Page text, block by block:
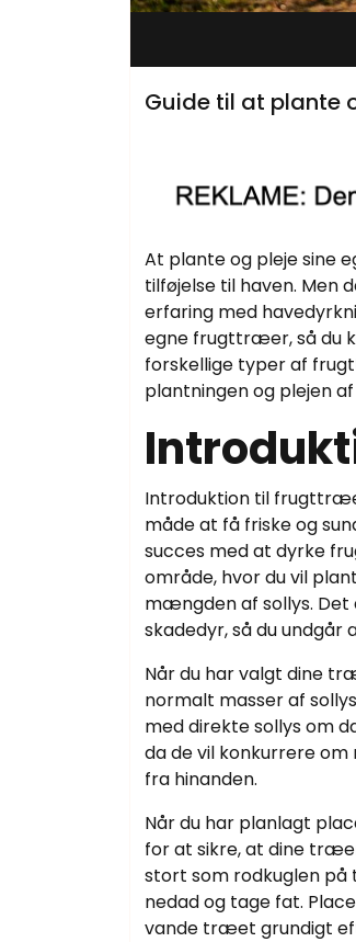
Guide til at plante
At plante og pleje sine
tilføjelse til haven. Men
erfaring med
egne frugttræer, så du
forskellige typer af
plantningen og plejen
Introduktion til
måde at få friske og
succes med at dyrke
område, hvor du vil
mængden af sollys.
skadedyr, så du undgår
Når du har valgt dine
normalt masser af
med direkte sollys om
da de vil konkurrere
fra hinanden.
Når du har planlagt
for at sikre, at dine
stort som rodkuglen på
nedad og tage fat.
vande træet grundigt